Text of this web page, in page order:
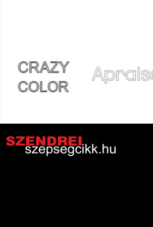
Gabriella 2021.07.30. 10:17
Nagyon jó puha lesz tőle a hajam